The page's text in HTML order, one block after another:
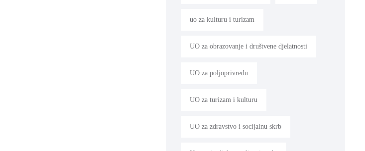
uo za kulturu i turizam
UO za obrazovanje i društvene djelatnosti
UO za poljoprivredu
UO za turizam i kulturu
UO za zdravstvo i socijalnu skrb